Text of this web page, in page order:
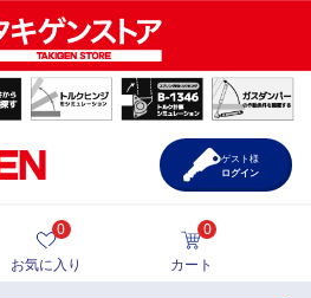
0
お気に入り
0
カート
ゲスト様
ログイン